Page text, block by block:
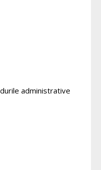
administrative